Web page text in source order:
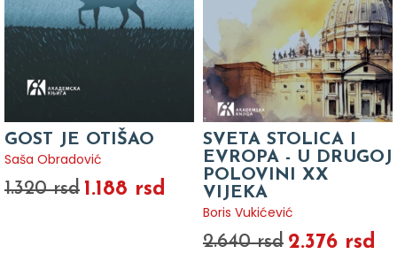
GOST JE OTIŠAO
Saša Obradović
1.320 rsd 1.188 rsd
SVETA STOLICA I
EVROPA - U DRUGOJ
POLOVINI XX
VIJEKA
Boris Vukićević
2.640 rsd 2.376 rsd